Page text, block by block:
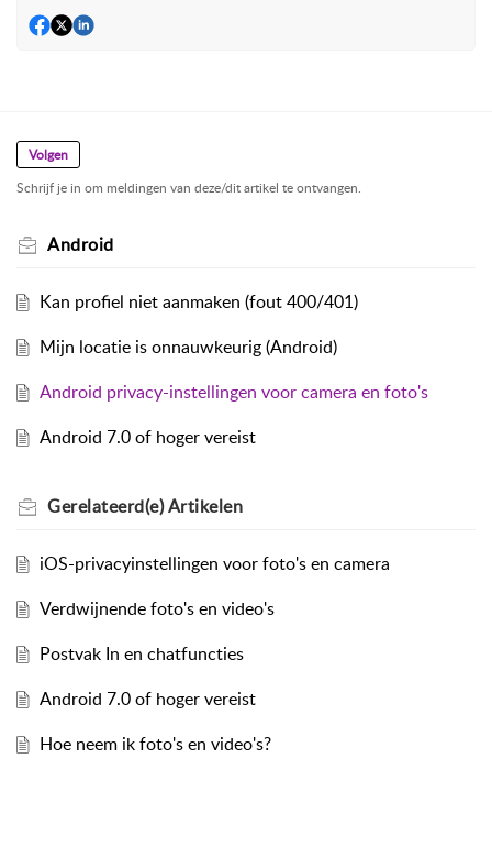
Volgen
Schrijf je in om meldingen van deze/dit artikel te ontvangen.
Android
Kan profiel niet aanmaken (fout 400/401)
Mijn locatie is onnauwkeurig (Android)
Android privacy-instellingen voor camera en foto's
Android 7.0 of hoger vereist
Gerelateerd(e)Artikelen
iOS-privacyinstellingen voor foto's en camera
Verdwijnende foto's en video's
Postvak In en chatfuncties
Android 7.0 of hoger vereist
Hoe neem ik foto's en video's?